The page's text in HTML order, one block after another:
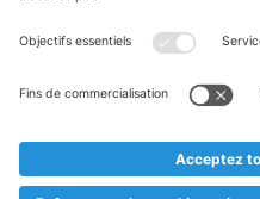
Textes marqués d'un
* Nous vendons ces articles
au cas où, malgré le planning
prématurément en rupture de
** Sur ce site, l’utilisation de la